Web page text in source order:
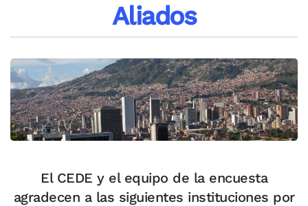
Aliados
El CEDE y el equipo de la encuesta
agradecen a las siguientes instituciones por